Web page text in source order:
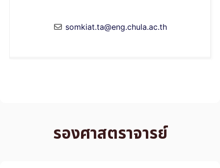
somkiat.ta@eng.chula.ac.th
รองศาสตราจารย์